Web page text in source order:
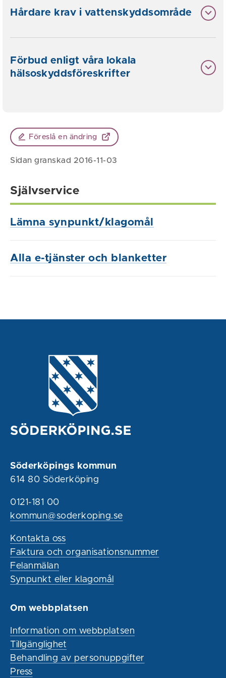
Hårdare krav i vattenskyddsområde
Förbud enligt våra lokala
hälsoskyddsföreskrifter
Föreslå en ändring
Sidan granskad 2016-11-03
Självservice
Lämna synpunkt/klagomål
Alla e-tjänster och blanketter
Söderköpings kommun
614 80 Söderköping
0121-181 00
kommun@soderkoping.se
Kontakta oss
Faktura och organisationsnummer
Felanmälan
Synpunkt eller klagomål
Om webbplatsen
Information om webbplatsen
Tillgänglighet
Behandling av personuppgifter
Press